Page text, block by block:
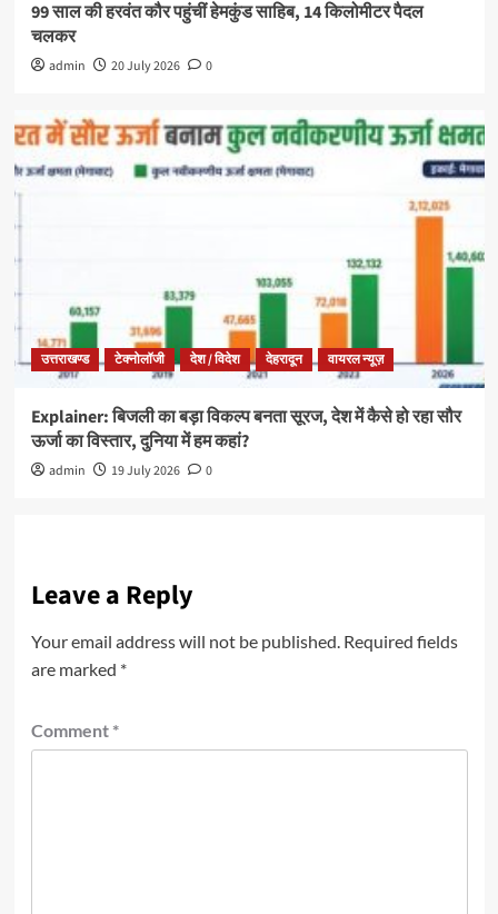
99 साल की हरवंत कौर पहुंचीं हेमकुंड साहिब, 14 किलोमीटर पैदल
चलकर
admin 20 July 2026 0
उत्तराखण्ड टेक्नोलॉजी देश / विदेश देहरादून वायरल न्यूज़
Explainer: बिजली का बड़ा विकल्प बनता सूरज, देश में कैसे हो रहा सौर
ऊर्जा का विस्तार, दुनिया में हम कहां?
admin 19 July 2026 0
Leave a Reply
Your email address will not be published. Required fields
are marked *
Comment *